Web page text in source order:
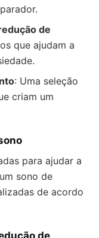
de
que ajudam a
: Uma seleção
criam um
para ajudar a
sono de
de acordo
de